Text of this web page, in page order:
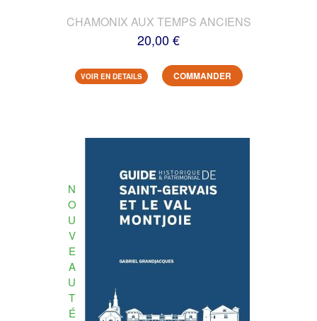
CHAMONIX AUX TEMPS ANCIENS
20,00 €
VOIR EN DETAILS COMMANDER
N
O
U
V
E
A
U
T
É